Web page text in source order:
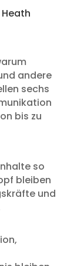
andere
sechs
bis zu
so
bleiben
und